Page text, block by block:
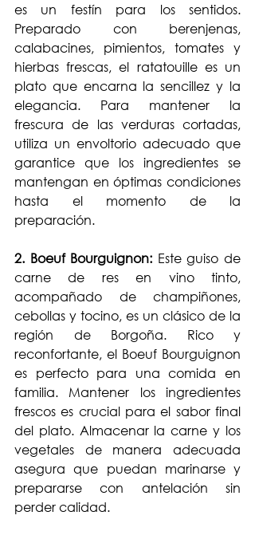
es un festín para los sentidos.
Preparado con berenjenas,
calabacines, pimientos, tomates y
hierbas frescas, el ratatouille es un
plato que encarna la sencillez y la
elegancia. Para mantener la
frescura de las verduras cortadas,
utiliza un envoltorio adecuado que
garantice que los ingredientes se
mantengan en óptimas condiciones
hasta el momento de la
preparación.
2. Boeuf Bourguignon: Este guiso de
carne de res en vino tinto,
acompañado de champiñones,
cebollas y tocino, es un clásico de la
región de Borgoña. Rico y
reconfortante, el Boeuf Bourguignon
es perfecto para una comida en
familia. Mantener los ingredientes
frescos es crucial para el sabor final
del plato. Almacenar la carne y los
vegetales de manera adecuada
asegura que puedan marinarse y
prepararse con antelación sin
perder calidad.